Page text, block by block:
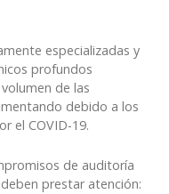
especializadas y
profundos
de las
debido a los
el COVID-19.
de auditoría
prestar atención: